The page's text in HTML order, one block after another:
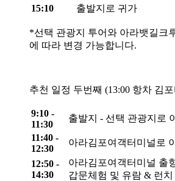
15:10
출발지로 귀가
*선택 관광지 투어와 아라뱃길크
에 따라 변경 가능합니다.
추천 일정 두번째 (13:00 항차 김
9:10 -
11:30
출발지 - 선택 관광지로
11:40 -
12:30
아라김포여객터미널로
12:50 -
14:30
아라김포여객터미널 출
갑문체험 및 유람 & 런치